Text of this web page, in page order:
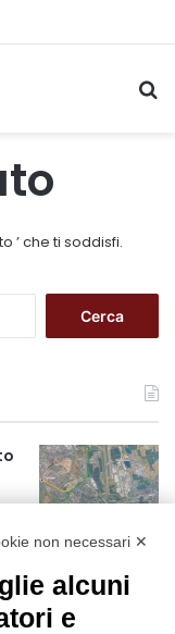
’ che ti soddisfi.
c
a
p
e
il
non necessari ✕
alcuni
e